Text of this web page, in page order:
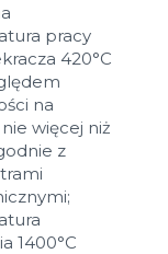
pracy
420°C
na
więcej niż
z
1400°C